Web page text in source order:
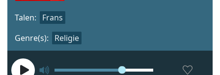
Genre(s): Religie
Talen: Frans